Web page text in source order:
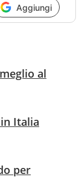
Aggiungi
al
Italia
per